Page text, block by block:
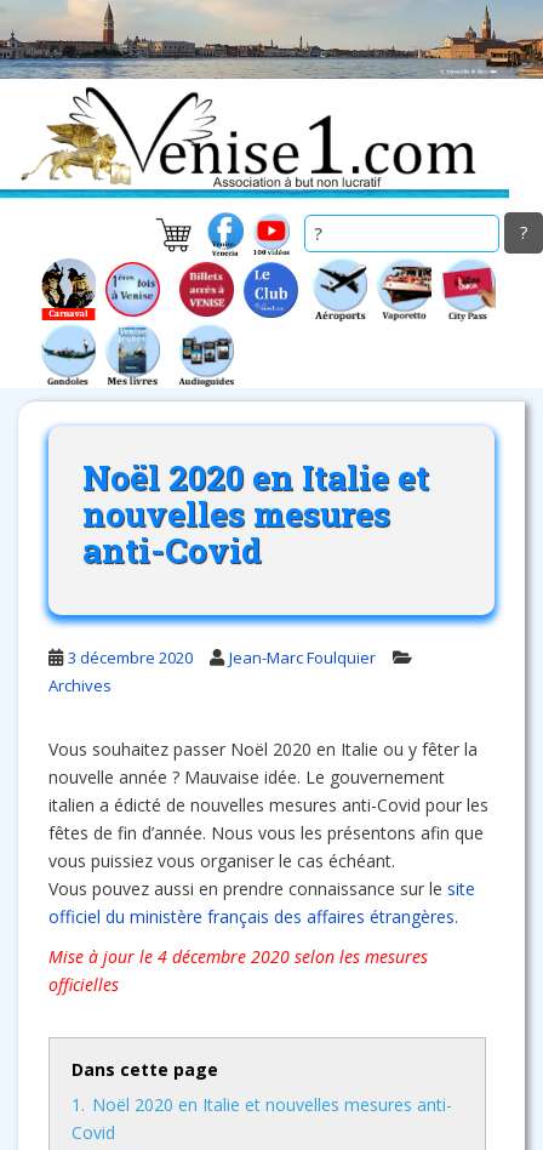
to
main
Noël 2020 en Italie et
nouvelles mesures
anti-Covid
3 décembre 2020
Jean-Marc Foulquier
Archives
Vous souhaitez passer Noël 2020 en Italie ou y fêter la
nouvelle année ? Mauvaise idée. Le gouvernement
italien a édicté de nouvelles mesures anti-Covid pour les
fêtes de fin d’année. Nous vous les présentons afin que
vous puissiez vous organiser le cas échéant.
Vous pouvez aussi en prendre connaissance sur le site
officiel du ministère français des affaires étrangères.
Mise à jour le 4 décembre 2020 selon les mesures
officielles
Dans cette page
1. Noël 2020 en Italie et nouvelles mesures anti-
Covid